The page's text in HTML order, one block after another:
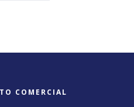
COMERCIAL